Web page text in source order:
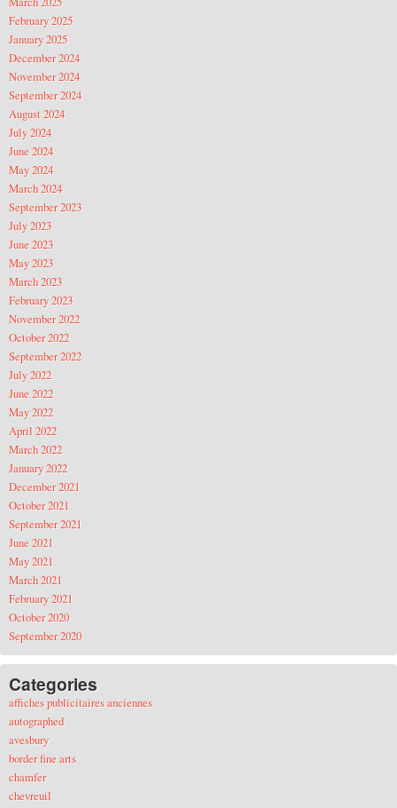
February 2025
January 2025
December 2024
November 2024
September 2024
August 2024
July 2024
June 2024
May 2024
March 2024
September 2023
July 2023
June 2023
May 2023
March 2023
February 2023
November 2022
October 2022
September 2022
July 2022
June 2022
May 2022
April 2022
March 2022
January 2022
December 2021
October 2021
September 2021
June 2021
May 2021
March 2021
February 2021
October 2020
September 2020
Categories
affiches publicitaires anciennes
autographed
avesbury
border fine arts
chamfer
chevreuil